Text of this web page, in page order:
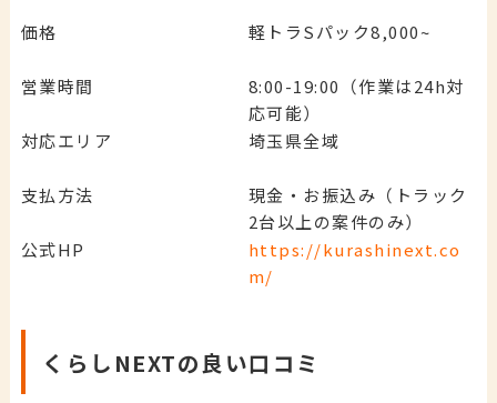
価格 軽トラSパック8,000~
営業時間
8:00-19:00（作業は24h対
応可能）
対応エリア
埼玉県全域
支払方法
現金・お振込み（トラック
2台以上の案件のみ）
公式HP
https://kurashinext.co
m/
くらしNEXTの良い口コミ